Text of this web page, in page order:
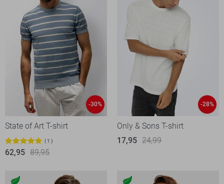
-30%
State of Art T-shirt
1
62,95 89,95
-28%
Only & Sons T-shirt
17,95 24,99